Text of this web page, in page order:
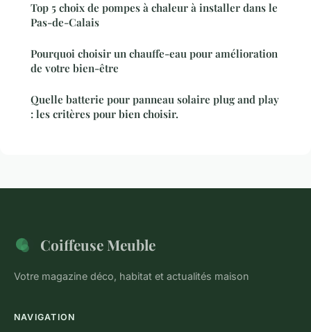
Top 5 choix de pompes à chaleur à installer dans le
Pas-de-Calais
Pourquoi choisir un chauffe-eau pour amélioration
de votre bien-être
Quelle batterie pour panneau solaire plug and play
: les critères pour bien choisir.
Coiffeuse Meuble
Votre magazine déco, habitat et actualités maison
NAVIGATION